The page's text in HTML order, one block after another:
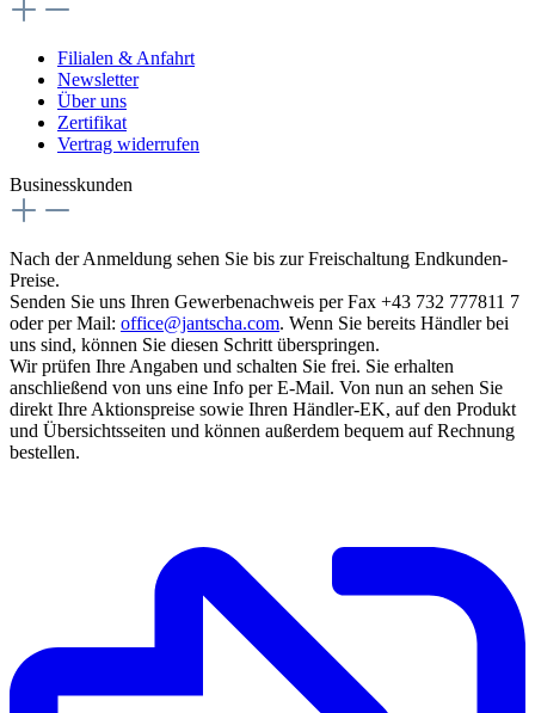
Filialen & Anfahrt
Newsletter
Über uns
Zertifikat
Vertrag widerrufen
Businesskunden
Nach der Anmeldung sehen Sie bis zur Freischaltung Endkunden-
Preise.
Senden Sie uns Ihren Gewerbenachweis per Fax +43 732 777811 7
oder per Mail: office@jantscha.com. Wenn Sie bereits Händler bei
uns sind, können Sie diesen Schritt überspringen.
Wir prüfen Ihre Angaben und schalten Sie frei. Sie erhalten
anschließend von uns eine Info per E-Mail. Von nun an sehen Sie
direkt Ihre Aktionspreise sowie Ihren Händler-EK, auf den Produkt
und Übersichtsseiten und können außerdem bequem auf Rechnung
bestellen.